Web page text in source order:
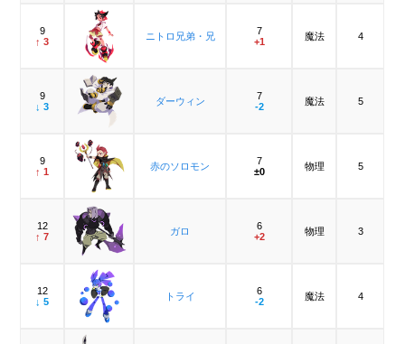
9
↑ 3
ニトロ兄弟・兄
7
+1
魔法 4
9
↓ 3
ダーウィン
7
-2
魔法 5
9
↑ 1
赤のソロモン
7
±0
物理 5
12
↑ 7
ガロ
6
+2
物理 3
12
↓ 5
トライ
6
-2
魔法 4